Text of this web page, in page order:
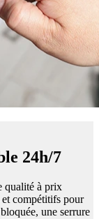
24h/7
qualité à prix
compétitifs pour
une serrure